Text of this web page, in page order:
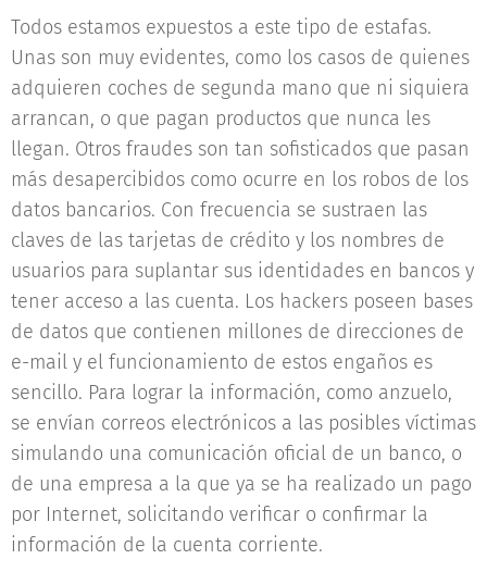
Todos estamos expuestos a este tipo de estafas.
Unas son muy evidentes, como los casos de quienes
adquieren coches de segunda mano que ni siquiera
arrancan, o que pagan productos que nunca les
llegan. Otros fraudes son tan sofisticados que pasan
más desapercibidos como ocurre en los robos de los
datos bancarios. Con frecuencia se sustraen las
claves de las tarjetas de crédito y los nombres de
usuarios para suplantar sus identidades en bancos y
tener acceso a las cuenta. Los hackers poseen bases
de datos que contienen millones de direcciones de
e-mail y el funcionamiento de estos engaños es
sencillo. Para lograr la información, como anzuelo,
se envían correos electrónicos a las posibles víctimas
simulando una comunicación oficial de un banco, o
de una empresa a la que ya se ha realizado un pago
por Internet, solicitando verificar o confirmar la
información de la cuenta corriente.